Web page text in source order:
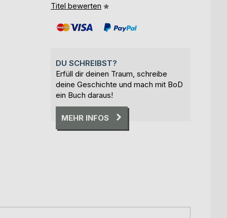
Titel bewerten
DU SCHREIBST?
Erfüll dir deinen Traum, schreibe
deine Geschichte und mach mit BoD
ein Buch daraus!
MEHR INFOS